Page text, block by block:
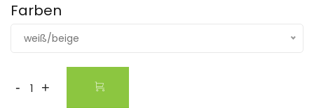
Farben
weiß/beige
- +